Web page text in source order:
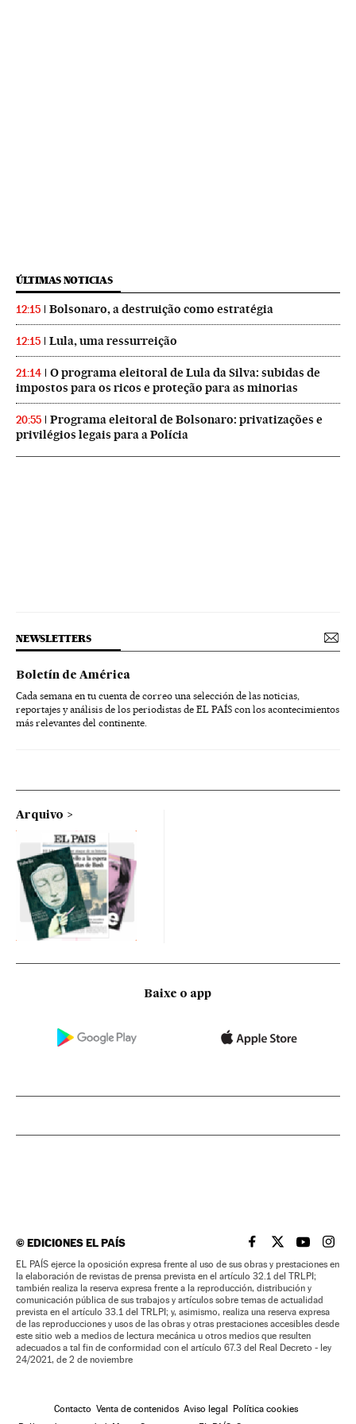
ÚLTIMAS NOTICIAS
12:15 Bolsonaro, a destruição como estratégia
12:15 Lula, uma ressurreição
21:14
O programa eleitoral de Lula da Silva: subidas de
impostos para os ricos e proteção para as minorias
20:55
Programa eleitoral de Bolsonaro: privatizações e
privilégios legais para a Polícia
NEWSLETTERS
Boletín de América
Cada semana en tu cuenta de correo una selección de las noticias,
reportajes y análisis de los periodistas de EL PAÍS con los acontecimientos
más relevantes del continente.
Arquivo
Baixe o app
©EDICIONES EL PAÍS EL PAÍS BRASIL EN
EL PAÍSEL PAÍS
EL
EL PAÍS ejerce la oposición expresa frente al uso de sus obras y prestaciones en
la elaboración de revistas de prensa prevista en el artículo 32.1 del TRLPI;
también realiza la reserva expresa frente a la reproducción, distribución y
comunicación pública de sus trabajos y artículos sobre temas de actualidad
prevista en el artículo 33.1 del TRLPI; y, asimismo, realiza una reserva expresa
de las reproducciones y usos de las obras y otras prestaciones accesibles desde
este sitio web a medios de lectura mecánica u otros medios que resulten
adecuados a tal fin de conformidad con el artículo 67.3 del Real Decreto - ley
24/2021, de 2 de noviembre
Contacto Venta de contenidos Aviso legal
Política cookies